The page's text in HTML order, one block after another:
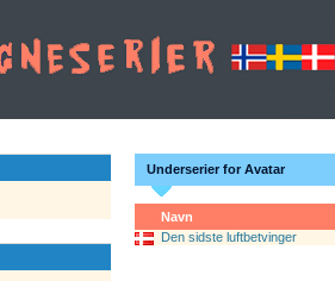
Underserier for Avatar
Navn
Den sidste luftbetvinger